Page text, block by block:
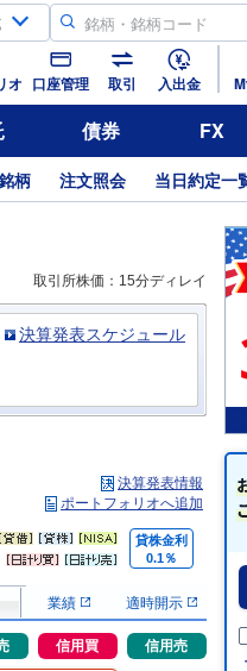
オ 口座管理 取引 入出金
債券 FX
柄 注文照会 当日約定一
取引所株価：15分ディレイ
決算発表スケジュール
決算発表情報
ポートフォリオへ追加
貸株金利
0.1％
業績 適時開示
信用買 信用売